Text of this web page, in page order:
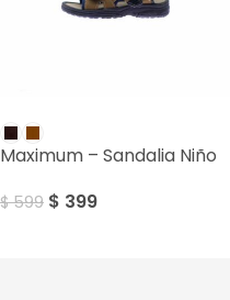
Maximum – Sandalia Niño
$599 $ 399